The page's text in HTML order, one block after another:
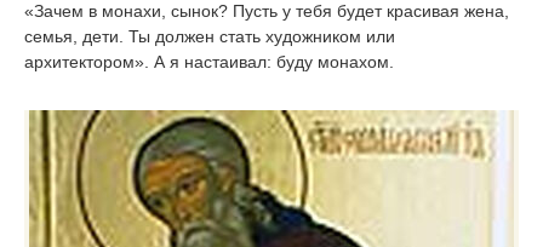
«Зачем в монахи, сынок? Пусть у тебя будет красивая жена,
семья, дети. Ты должен стать художником или
архитектором». А я настаивал: буду монахом.